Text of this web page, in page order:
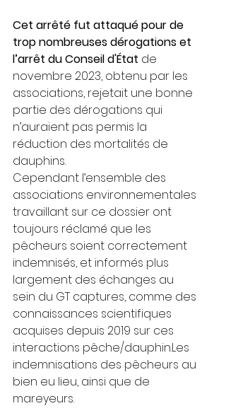
Cet arrêté fut attaqué pour de
trop nombreuses dérogations et
l’arrêt du Conseil d'État de
novembre 2023, obtenu par les
associations, rejetait une bonne
partie des dérogations qui
n’auraient pas permis la
réduction des mortalités de
dauphins.
Cependant l’ensemble des
associations environnementales
travaillant sur ce dossier ont
toujours réclamé que les
pêcheurs soient correctement
indemnisés, et informés plus
largement des échanges au
sein du GT captures, comme des
connaissances scientifiques
acquises depuis 2019 sur ces
interactions pêche/dauphin.Les
indemnisations des pêcheurs au
bien eu lieu, ainsi que de
mareyeurs.